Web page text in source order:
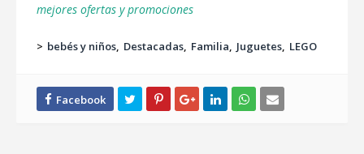
mejores ofertas y promociones
> bebés y niños Destacadas Familia Juguetes LEGO